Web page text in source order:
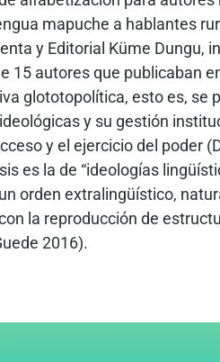
mapuche a hablantes
y Editorial Küme Dungu,
15 autores que publicaban
glototopolítica, esto es, se
y su gestión
y el ejercicio del poder
es la de “ideologías
orden extralingüístico,
la reproducción de
2016).